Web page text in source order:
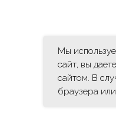
Мы
сайт, вы
сайтом. В
браузера